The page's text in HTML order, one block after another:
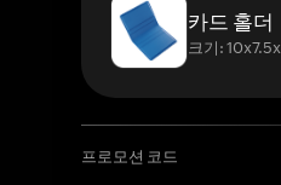
카드 홀더
크기:
프로모션 코드